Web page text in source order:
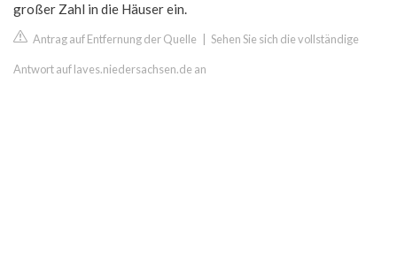
großer Zahl in die Häuser ein.
Antrag auf Entfernung der Quelle Sehen Sie sich die vollständige
Antwort auf laves.niedersachsen.de an